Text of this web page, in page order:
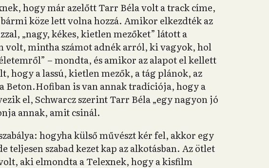
hogy már azelőtt Tarr Béla volt a track címe,
köze lett volna hozzá. Amikor elkezdték az
„nagy, kékes, kietlen mezőket” látott a
volt, mintha számot adnék arról, ki vagyok, hol
– mondta, és amikor az alapot el kellett
hogy a lassú, kietlen mezők, a tág plánok, az
Beton.Hofiban is van annak tradíciója, hogy a
el, Schwarcz szerint Tarr Béla „egy nagyon jó
annak, amit csinál.
hogyha külső művészt kér fel, akkor egy
szabad kezet kap az alkotásban. Az ötlet
aki elmondta a Telexnek, hogy a kisfilm